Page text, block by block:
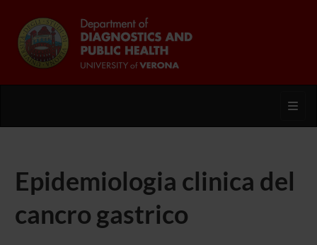
Epidemiologia clinica del
cancro gastrico